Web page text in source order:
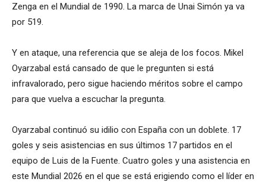
Zenga en el Mundial de 1990. La marca de Unai Simón ya va
por 519.
Y en ataque, una referencia que se aleja de los focos. Mikel
Oyarzabal está cansado de que le pregunten si está
infravalorado, pero sigue haciendo méritos sobre el campo
para que vuelva a escuchar la pregunta.
Oyarzabal continuó su idilio con España con un doblete. 17
goles y seis asistencias en sus últimos 17 partidos en el
equipo de Luis de la Fuente. Cuatro goles y una asistencia en
este Mundial 2026 en el que se está erigiendo como el líder en